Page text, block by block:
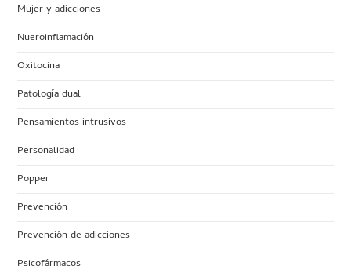
Mujer y adicciones
Nueroinflamación
Oxitocina
Patología dual
Pensamientos intrusivos
Personalidad
Popper
Prevención
Prevención de adicciones
Psicofármacos